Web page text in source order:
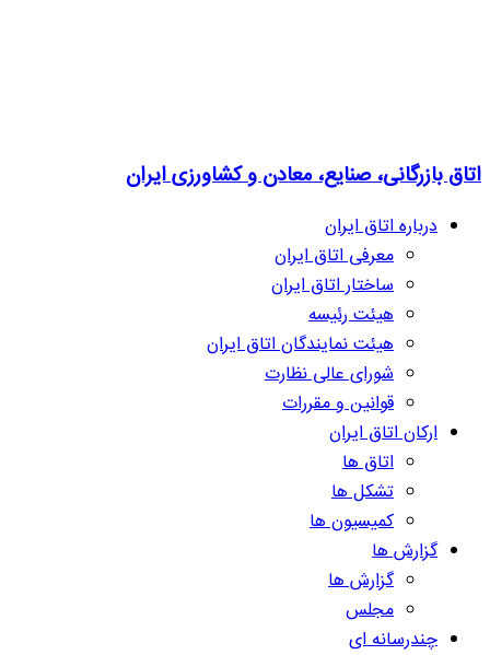
اتاق بازرگانی، صنایع، معادن و کشاورزی ایران
درباره اتاق ایران
معرفی اتاق ایران
ساختار اتاق ایران
هیئت رئیسه
هیئت نمایندگان اتاق ایران
شورای عالی نظارت
قوانین و مقررات
ارکان اتاق ایران
اتاق ها
تشکل ها
کمیسیون ها
گزارش ها
گزارش ها
مجلس
چندرسانه ای